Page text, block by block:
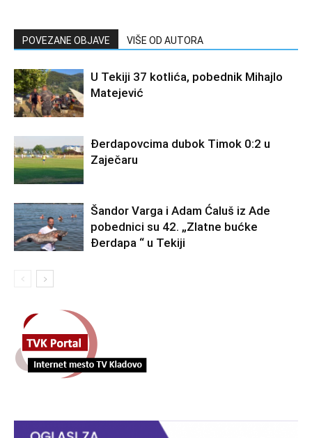
POVEZANE OBJAVE VIŠE OD AUTORA
U Tekiji 37 kotlića, pobednik Mihajlo
Matejević
Đerdapovcima dubok Timok 0:2 u
Zaječaru
Šandor Varga i Adam Ćaluš iz Ade
pobednici su 42. „Zlatne bućke
Đerdapa “ u Tekiji